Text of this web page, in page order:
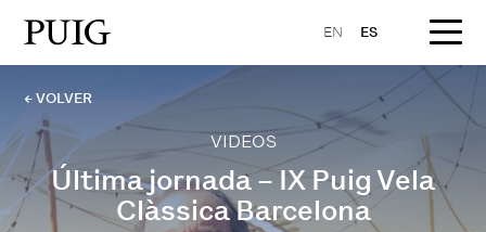
EN ES
← VOLVER
VIDEOS
Última jornada – IX Puig Vela
Clàssica Barcelona